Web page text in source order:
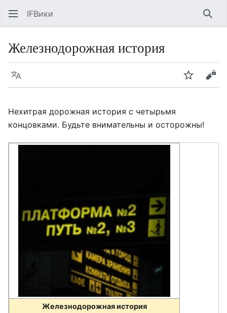
IFВики
Железнодорожная история
Язык Следить
Нехитрая дорожная история с четырьмя
концовками. Будьте внимательны и осторожны!
Железнодорожная история